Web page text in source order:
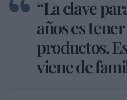
“La clave
años es
productos.
viene de